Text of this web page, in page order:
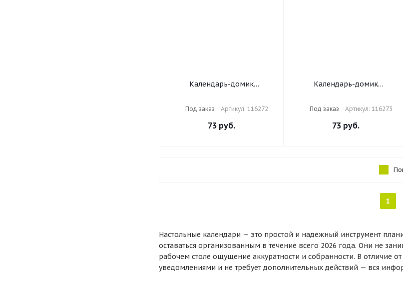
Календарь-домик
г., BRAUBERG, 101х101 мм,
"Символика", 116272
Под заказ Артикул: 116272
73 руб.
Календарь-домик
г., BRAUBERG, 101х101 мм,
"Милые котики", 116273
Под заказ Артикул: 116273
73 руб.
1
Настольные календари — это простой и надежный инструмент
оставаться организованным в течение всего 2026 года. Они не
рабочем столе ощущение аккуратности и собранности. В отличие
уведомлениями и не требует дополнительных действий — вся